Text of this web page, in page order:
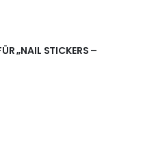
„NAIL STICKERS –